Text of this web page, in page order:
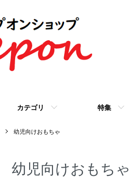
カテゴリ 特集
幼児向けおもちゃ
幼児向けおもちゃ